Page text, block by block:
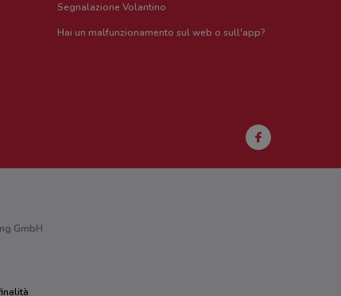
Segnalazione Volantino
Hai un malfunzionamento sul web o sull'app?
GmbH